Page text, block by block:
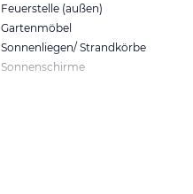
Feuerstelle (außen)
Gartenmöbel
Sonnenliegen/ Strandkörbe
Sonnenschirme